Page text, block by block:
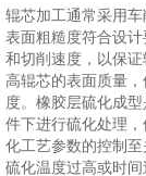
辊芯加工通常采用
表面粗糙度符合设
和切削速度，以保
高辊芯的表面质量
度。橡胶层硫化成
件下进行硫化处理
化工艺参数的控制至
硫化温度过高或时